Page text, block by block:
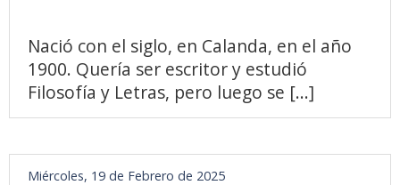
Nació con el siglo, en Calanda, en el año
1900. Quería ser escritor y estudió
Filosofía y Letras, pero luego se [...]
Miércoles, 19 de Febrero de 2025